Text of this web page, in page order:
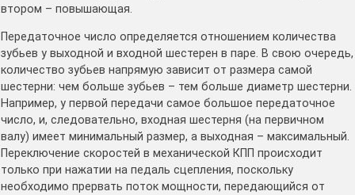
втором – повышающая.
Передаточное число определяется отношением количества
зубьев у выходной и входной шестерен в паре. В свою очередь,
количество зубьев напрямую зависит от размера самой
шестерни: чем больше зубьев – тем больше диаметр шестерни.
Например, у первой передачи самое большое передаточное
число, и, следовательно, входная шестерня (на первичном
валу) имеет минимальный размер, а выходная – максимальный.
Переключение скоростей в механической КПП происходит
только при нажатии на педаль сцепления, поскольку
необходимо прервать поток мощности, передающийся от